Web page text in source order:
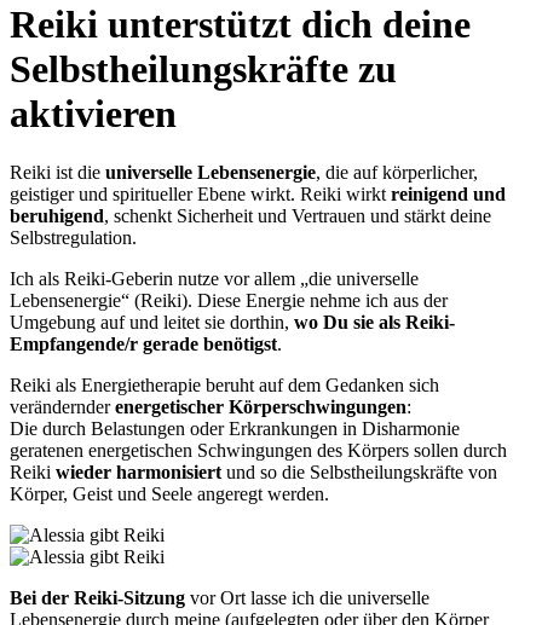
Reiki unterstützt dich deine
Selbstheilungskräfte zu
aktivieren
Reiki ist die universelle Lebensenergie, die auf körperlicher,
geistiger und spiritueller Ebene wirkt. Reiki wirkt reinigend und
beruhigend, schenkt Sicherheit und Vertrauen und stärkt deine
Selbstregulation.
Ich als Reiki-Geberin nutze vor allem „die universelle
Lebensenergie“ (Reiki). Diese Energie nehme ich aus der
Umgebung auf und leitet sie dorthin, wo Du sie als Reiki-
Empfangende/r gerade benötigst.
Reiki als Energietherapie beruht auf dem Gedanken sich
verändernderenergetischer Körperschwingungen:
Die durch Belastungen oder Erkrankungen in Disharmonie
geratenen energetischen Schwingungen des Körpers sollen durch
Reiki wieder harmonisiert und so die Selbstheilungskräfte von
Körper, Geist und Seele angeregt werden.
Bei der Reiki-Sitzung vor Ort lasse ich die universelle
Lebensenergie durch meine (aufgelegten oder über den Körper